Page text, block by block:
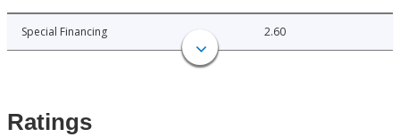
Special Financing 2.60
Ratings